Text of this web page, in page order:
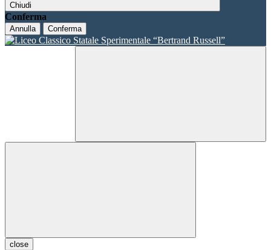
Chiudi
Conferma
Annulla Conferma
close